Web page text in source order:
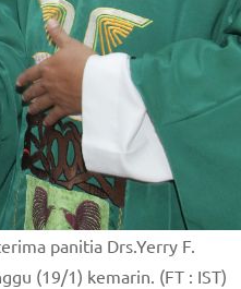
panitia Drs.Yerry F.
(19/1) kemarin. (FT : IST)